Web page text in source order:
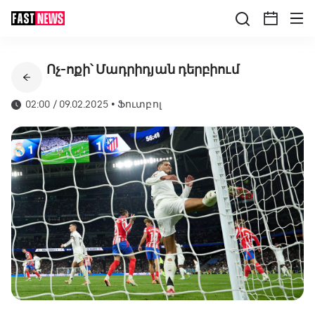
Ոչ-ոքի՝ Մադրիդյան դերբիում
02:00 / 09.02.2025 •Ֆուտբոլ